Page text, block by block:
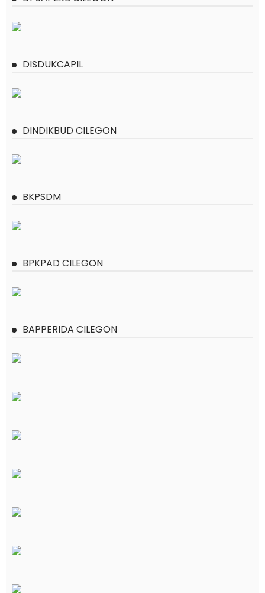
DISDUKCAPIL
DINDIKBUD CILEGON
BKPSDM
BPKPAD CILEGON
BAPPERIDA CILEGON